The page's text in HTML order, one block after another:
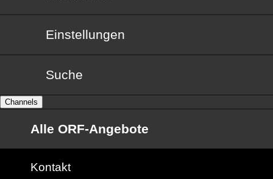
Einstellungen
Suche
Channels
Alle ORF-Angebote
Kontakt